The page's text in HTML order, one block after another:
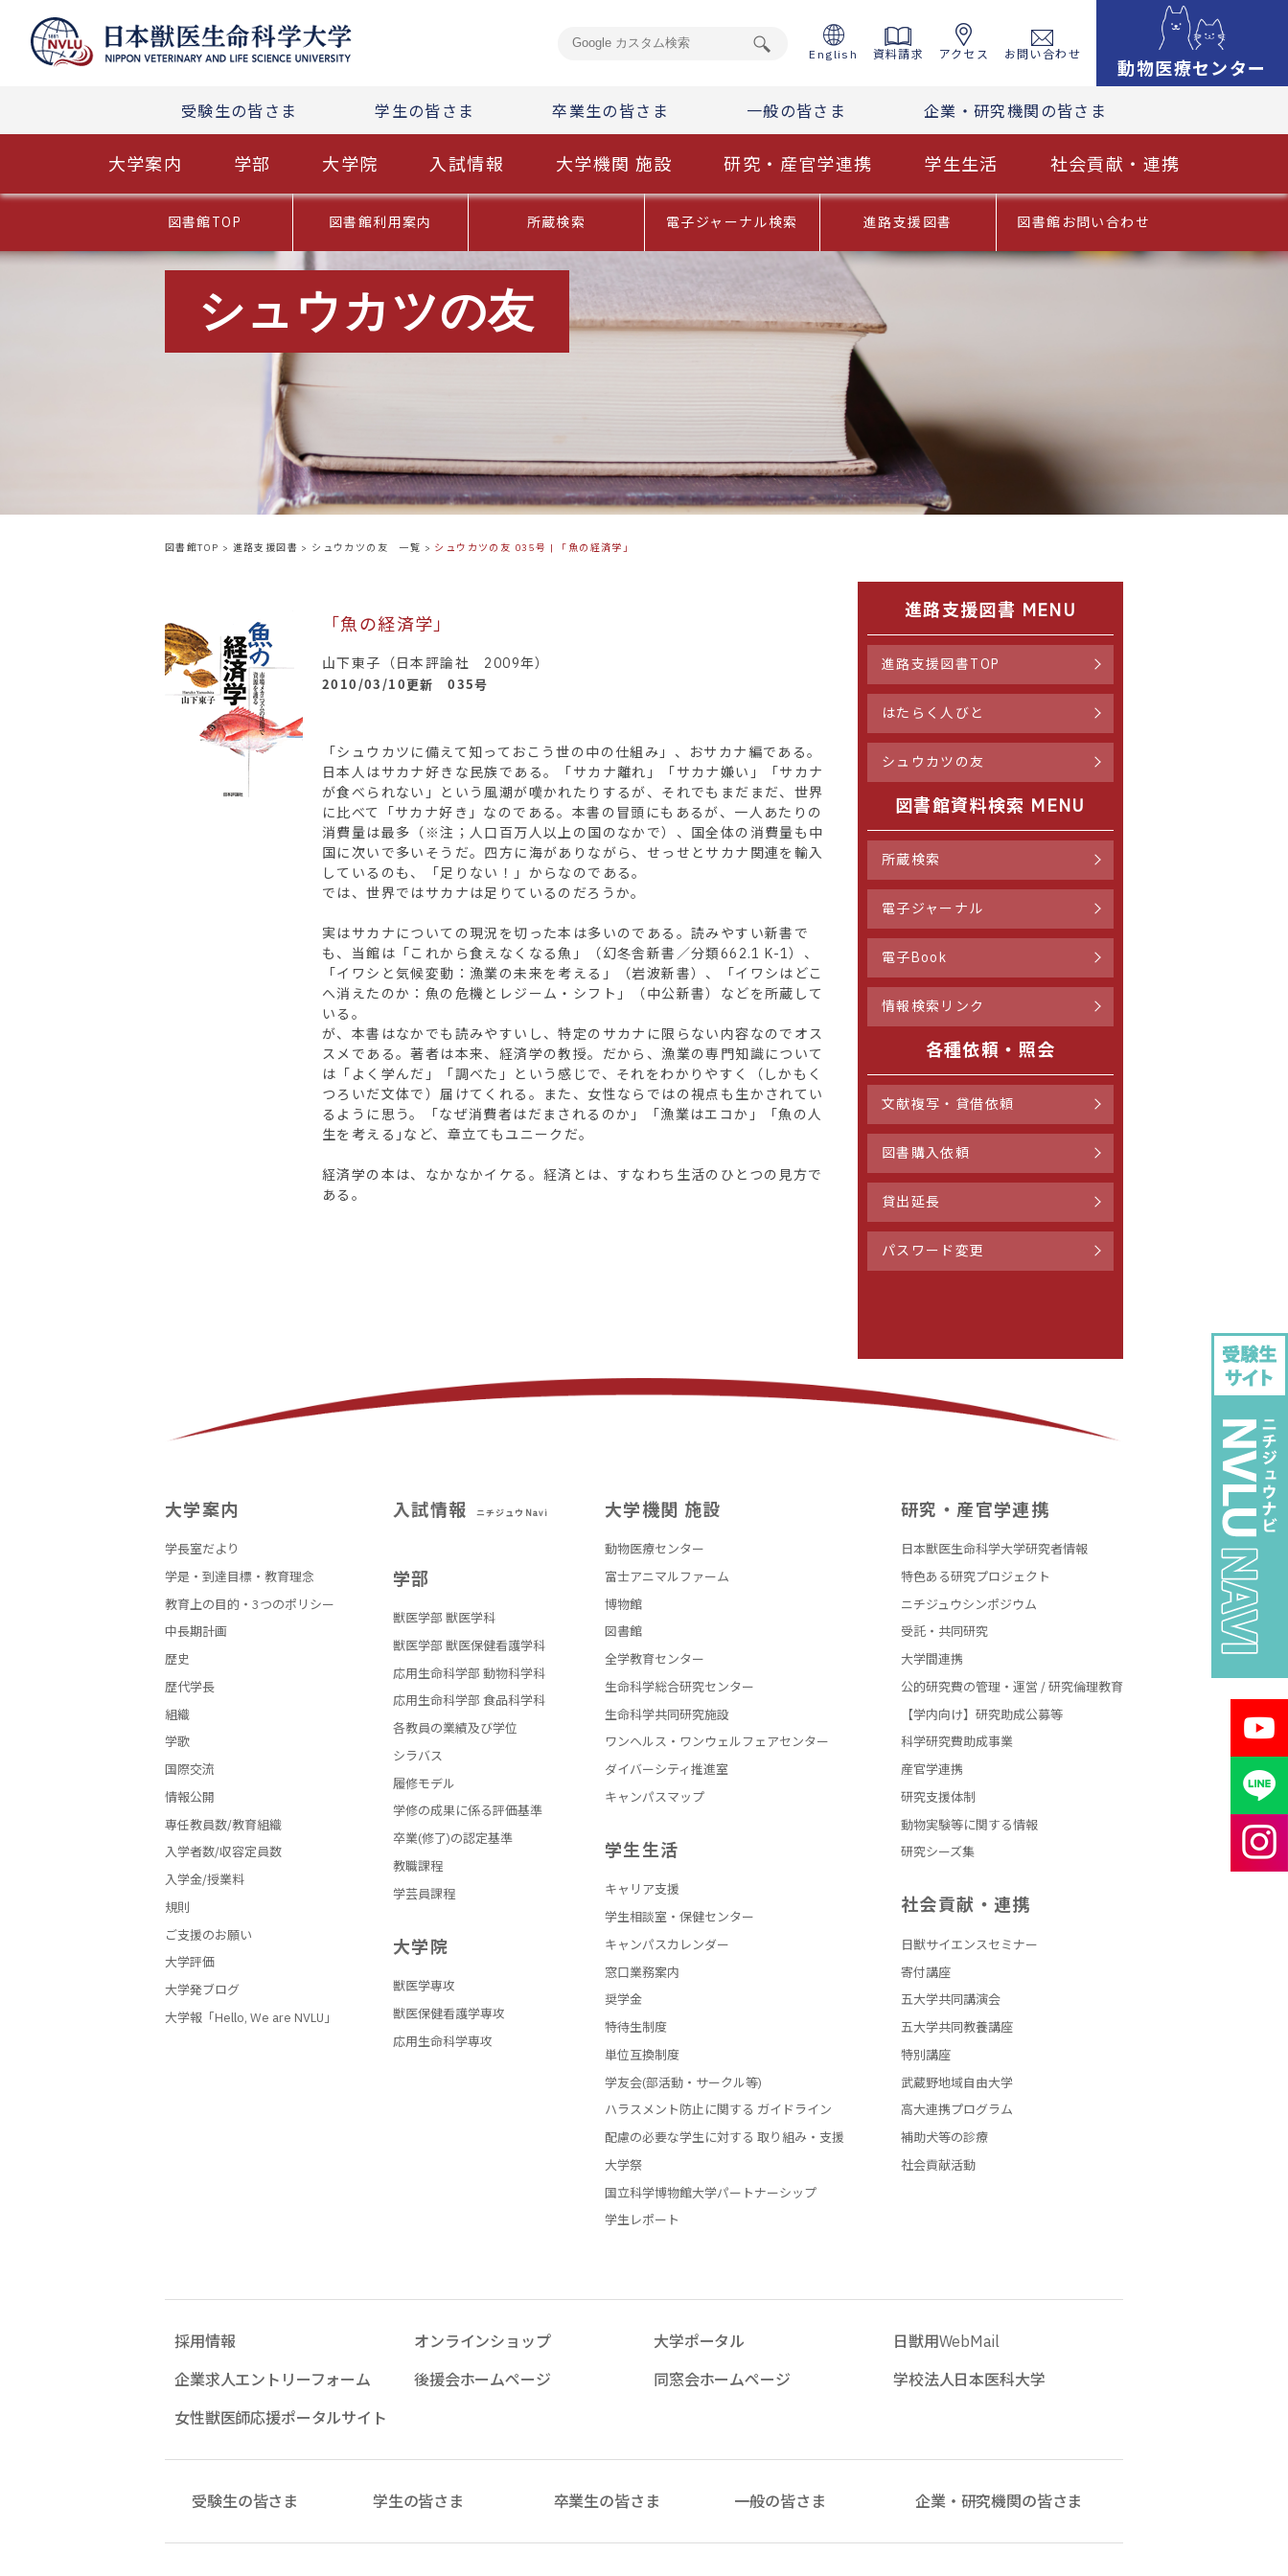
English 資料請求 アクセス お問い合わせ
動物医療センター
受験生の皆さま 学生の皆さま 卒業生の皆さま 一般の皆さま 企業・研究機関の皆さま
大学案内 学部 大学院 入試情報 大学機関 施設 研究・産官学連携 学生生活 社会貢献・連携
図書館TOP 図書館利用案内 所蔵検索 電子ジャーナル検索 進路支援図書 図書館お問い合わせ
シュウカツの友
図書館TOP > 進路支援図書 > シュウカツの友 一覧 > シュウカツの友 035号 | 「魚の経済学」
「魚の経済学」
山下東子（日本評論社 2009年）
2010/03/10更新 035号
「シュウカツに備えて知っておこう世の中の仕組み」、おサカナ編である。
日本人はサカナ好きな民族である。「サカナ離れ」「サカナ嫌い」「サカナ
が食べられない」という風潮が嘆かれたりするが、それでもまだまだ、世界
に比べて「サカナ好き」なのである。本書の冒頭にもあるが、一人あたりの
消費量は最多（※注；人口百万人以上の国のなかで）、国全体の消費量も中
国に次いで多いそうだ。四方に海がありながら、せっせとサカナ関連を輸入
しているのも、「足りない！」からなのである。
では、世界ではサカナは足りているのだろうか。
実はサカナについての現況を切った本は多いのである。読みやすい新書で
も、当館は「これから食えなくなる魚」（幻冬舎新書／分類662.1 K-1）、
「イワシと気候変動：漁業の未来を考える」（岩波新書）、「イワシはどこ
へ消えたのか：魚の危機とレジーム・シフト」（中公新書）などを所蔵して
いる。
が、本書はなかでも読みやすいし、特定のサカナに限らない内容なのでオス
スメである。著者は本来、経済学の教授。だから、漁業の専門知識について
は「よく学んだ」「調べた」という感じで、それをわかりやすく（しかもく
つろいだ文体で）届けてくれる。また、女性ならではの視点も生かされてい
るように思う。「なぜ消費者はだまされるのか」「漁業はエコか」「魚の人
生を考える｣など、章立てもユニークだ。
経済学の本は、なかなかイケる。経済とは、すなわち生活のひとつの見方で
ある。
進路支援図書 MENU
進路支援図書TOP
はたらく人びと
シュウカツの友
図書館資料検索 MENU
所蔵検索
電子ジャーナル
電子Book
情報検索リンク
各種依頼・照会
文献複写・貸借依頼
図書購入依頼
貸出延長
パスワード変更
大学案内
学長室だより
学是・到達目標・教育理念
教育上の目的・3つのポリシー
中長期計画
歴史
歴代学長
組織
学歌
国際交流
情報公開
専任教員数/教育組織
入学者数/収容定員数
入学金/授業料
規則
ご支援のお願い
大学評価
大学発ブログ
大学報「Hello, We are NVLU」
入試情報 ニチジュウNavi
学部
獣医学部 獣医学科
獣医学部 獣医保健看護学科
応用生命科学部 動物科学科
応用生命科学部 食品科学科
各教員の業績及び学位
シラバス
履修モデル
学修の成果に係る評価基準
卒業(修了)の認定基準
教職課程
学芸員課程
大学院
獣医学専攻
獣医保健看護学専攻
応用生命科学専攻
大学機関 施設
動物医療センター
富士アニマルファーム
博物館
図書館
全学教育センター
生命科学総合研究センター
生命科学共同研究施設
ワンヘルス・ワンウェルフェアセンター
ダイバーシティ推進室
キャンパスマップ
学生生活
キャリア支援
学生相談室・保健センター
キャンパスカレンダー
窓口業務案内
奨学金
特待生制度
単位互換制度
学友会(部活動・サークル等)
ハラスメント防止に関する ガイドライン
配慮の必要な学生に対する 取り組み・支援
大学祭
国立科学博物館大学パートナーシップ
学生レポート
研究・産官学連携
日本獣医生命科学大学研究者情報
特色ある研究プロジェクト
ニチジュウシンポジウム
受託・共同研究
大学間連携
公的研究費の管理・運営 / 研究倫理教育
【学内向け】研究助成公募等
科学研究費助成事業
産官学連携
研究支援体制
動物実験等に関する情報
研究シーズ集
社会貢献・連携
日獣サイエンスセミナー
寄付講座
五大学共同講演会
五大学共同教養講座
特別講座
武蔵野地域自由大学
高大連携プログラム
補助犬等の診療
社会貢献活動
採用情報 オンラインショップ 大学ポータル
日獣用WebMail
企業求人エントリーフォーム
後援会ホームページ 同窓会ホームページ
学校法人日本医科大学
女性獣医師応援ポータルサイト
受験生の皆さま 学生の皆さま 卒業生の皆さま 一般の皆さま 企業・研究機関の皆さま